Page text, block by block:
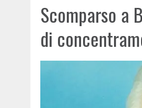
Scomparso a
di